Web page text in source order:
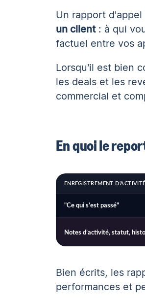
Un rapport d'appel
un client: à qui
factuel entre vos
Lorsqu’il est bien
les deals et les
commercial et
En quoi le
ENREGISTREMENT D’ACTIVITÉ
"Ce qui s’est passé"
Notes d’activité, statut,
Bien écrits, les
performances et